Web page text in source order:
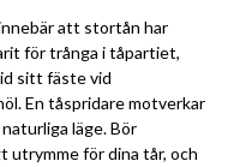
att stortån har
för trånga i tåpartiet,
sitt fäste vid
En tåspridare motverkar
läge. Bör
utrymme för dina tår, och